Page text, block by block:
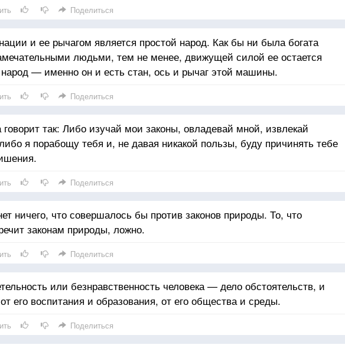
Поделиться
и ее рычагом является простой народ. Как бы ни была богата
людьми, тем не менее, движущей силой ее остается
народ — именно он и есть стан, ось и рычаг этой машины.
Поделиться
так: Либо изучай мои законы, овладевай мной, извлекай
я порабощу тебя и, не давая никакой пользы, буду причинять тебе
Поделиться
ничего, что совершалось бы против законов природы. То, что
законам природы, ложно.
Поделиться
или безнравственность человека — дело обстоятельств, и
его воспитания и образования, от его общества и среды.
Поделиться